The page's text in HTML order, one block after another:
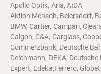
Apollo Optik, Arla, AIDA,
Aktion Mensch, Beiersdorf,
BMW, Cartier, Campari,
Calgon, C&A, Carglass,
Commerzbank, Deutsche
Deichmann, DEKA, Deutsche
Expert, Edeka,Ferrero,